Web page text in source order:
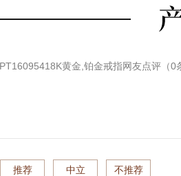
黄金,铂金戒指网友点评（0
推荐 中立 不推荐